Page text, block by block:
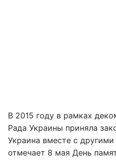
В 2015 году в рамках
Рада Украины приняла
Украина вместе с
отмечает 8 мая День